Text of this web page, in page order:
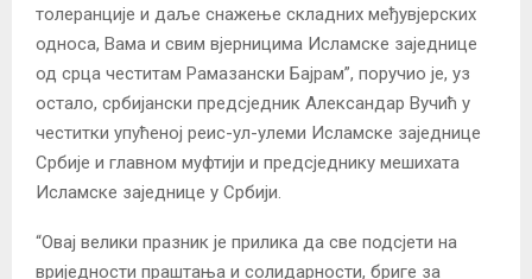
толеранције и даље снажење складних међувјерских
односа, Вама и свим вјерницима Исламске заједнице
од срца честитам Рамазански Бајрам”, поручио је, уз
остало, србијански предсједник Александар Вучић у
честитки упућеној реис-ул-улеми Исламске заједнице
Србије и главном муфтији и предсједнику мешихата
Исламске заједнице у Србији.
“Овај велики празник је прилика да све подсјети на
вриједности праштања и солидарности, бриге за